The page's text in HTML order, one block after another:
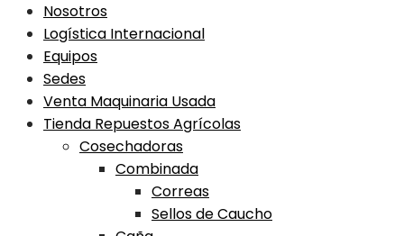
Nosotros
Logística Internacional
Equipos
Sedes
Venta Maquinaria Usada
Tienda Repuestos Agrícolas
Cosechadoras
Combinada
Correas
Sellos de Caucho